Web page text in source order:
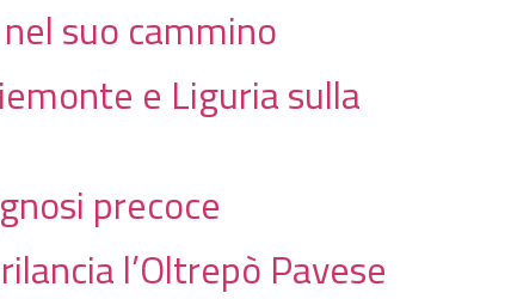
suo cammino
e Liguria sulla
precoce
l’Oltrepò Pavese